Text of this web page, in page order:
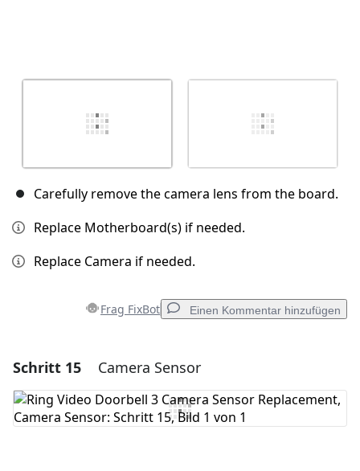
Carefully remove the camera lens from the board.
Replace Motherboard(s) if needed.
Replace Camera if needed.
Frag FixBot Einen Kommentar hinzufügen
Einen Kommentar hinzufügen
Kommentar hinzufügen
Schritt 15 Camera Sensor